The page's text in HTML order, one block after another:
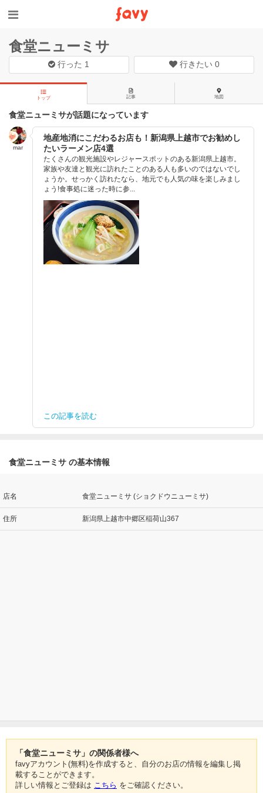
食堂ニューミサ
行った 1 行きたい 0
トップ 記事 地図
食堂ニューミサが話題になっています
mar
地産地消にこだわるお店も！新潟県上越市でお勧めし
たいラーメン店4選
たくさんの観光施設やレジャースポットのある新潟県上越市。
家族や友達と観光に訪れたことのある人も多いのではないでし
ょうか。せっかく訪れたなら、地元でも人気の味を楽しみまし
ょう!食事処に迷った時に参...
この記事を読む
食堂ニューミサ の基本情報
店名 食堂ニューミサ (ショクドウニューミサ)
住所 新潟県上越市中郷区稲荷山367
「食堂ニューミサ」の関係者様へ
favyアカウント(無料)を作成すると、自分のお店の情報を編集し掲
載することができます。
詳しい情報とご登録は こちら をご確認ください。